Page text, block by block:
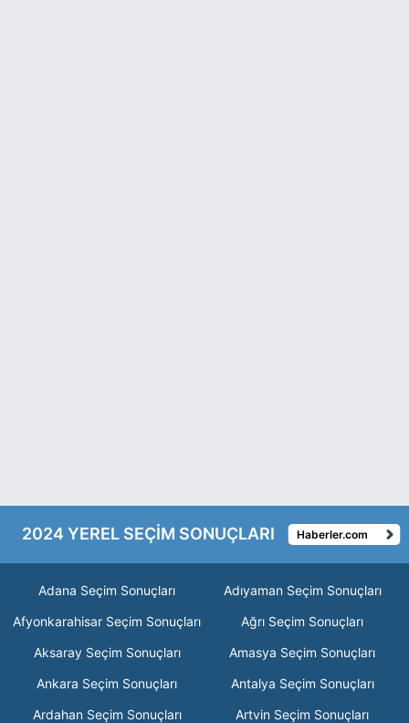
2024 YEREL SEÇİM SONUÇLARI Haberler.com
Adana Seçim Sonuçları
Adıyaman Seçim Sonuçları
Afyonkarahisar Seçim Sonuçları
Ağrı Seçim Sonuçları
Aksaray Seçim Sonuçları
Amasya Seçim Sonuçları
Ankara Seçim Sonuçları
Antalya Seçim Sonuçları
Ardahan Seçim Sonuçları
Artvin Seçim Sonuçları